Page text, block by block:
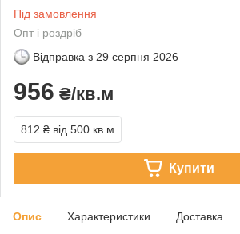
Під замовлення
Опт і роздріб
Відправка з 29 серпня 2026
956 ₴/кв.м
812 ₴ від 500 кв.м
Купити
Опис Характеристики Доставка